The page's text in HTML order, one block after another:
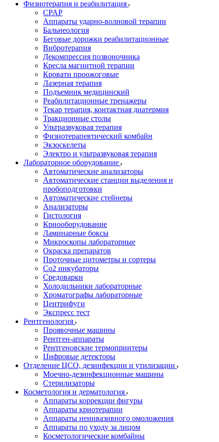
Физиотерапия и реабилитация
CPAP
Аппараты ударно-волновой терапии
Бальнеология
Беговые дорожки реабилитационные
Вибротерапия
Декомпрессия позвоночника
Кресла магнитной терапии
Кровати проожоговые
Лазерная терапия
Подъемник медицинский
Реабилитационные тренажеры
Текар терапия, контактная диатермия
Тракционные столы
Ультразвуковая терапия
Физиотерапевтический комбайн
Экзоскелеты
Электро и ультразвуковая терапия
Лабораторное оборудование
Автоматические анализаторы
Автоматические станции выделения и
пробоподготовки
Автоматические стейнеры
Анализаторы
Гистология
Криооборудование
Ламинарные боксы
Микроскопы лабораторные
Окраска препаратов
Проточные цитометры и сортеры
Со2 инкубаторы
Средоварки
Холодильники лабораторные
Хроматографы лабораторные
Центрифуги
Экспресс тест
Рентгенология
Проявочные машины
Рентген-аппараты
Рентгеновские термопринтеры
Цифровые детекторы
Отделение ЦСО, дезинфекции и утилизации
Моечно-дезинфекционные машины
Стерилизаторы
Косметология и дерматология
Аппараты коррекции фигуры
Аппараты криотерапии
Аппараты неинвазивного омоложения
Аппараты по уходу за лицом
Косметологические комбайны